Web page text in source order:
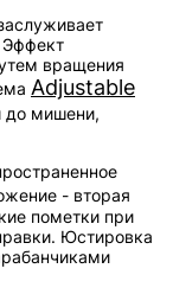
Эффект
вращения
Adjustable
до мишени,
- вторая
пометки при
Юстировка